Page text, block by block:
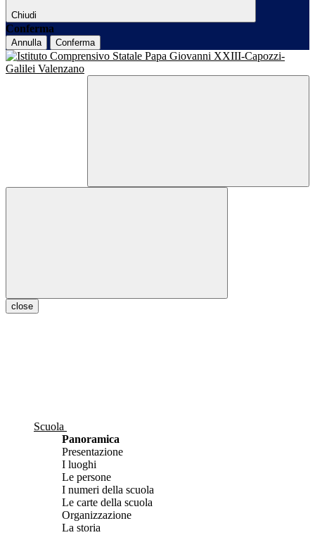
Chiudi
Conferma
Annulla Conferma
close
Scuola
Panoramica
Presentazione
I luoghi
Le persone
I numeri della scuola
Le carte della scuola
Organizzazione
La storia